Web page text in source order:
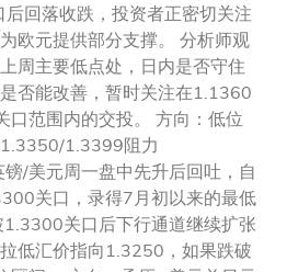
回落收跌，投资者正密切关注
欧元提供部分支撑。 分析师观
周主要低点处，日内是否守住
否能改善，暂时关注在1.1360
范围内的交投。 方向：低位
1.3399阻力
/美元周一盘中先升后回吐，自
关口，录得7月初以来的最低
关口后下行通道继续扩张
低汇价指向1.3250，如果跌破